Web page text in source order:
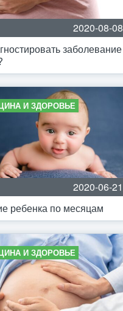
2020-08-08
заболевание
И ЗДОРОВЬЕ
2020-06-21
ребенка по месяцам
И ЗДОРОВЬЕ